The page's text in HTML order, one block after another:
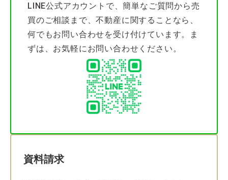
LINE公式アカウントで、簡単なご質問から売
買のご相談まで、不動産に関することなら、
何でもお問い合わせを受け付けています。ま
ずは、お気軽にお問い合わせください。
資料請求